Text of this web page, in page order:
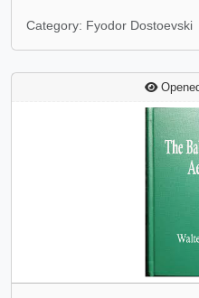
Category: Fyodor Dostoevski